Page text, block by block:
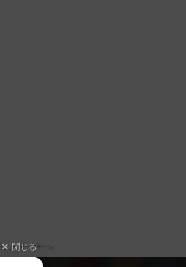
価したボードゲーム
閉じる